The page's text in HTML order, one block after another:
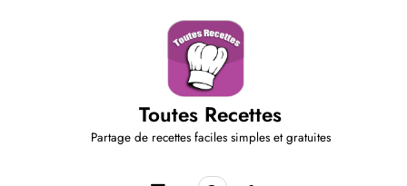
Toutes Recettes
Partage de recettes faciles simples et gratuites